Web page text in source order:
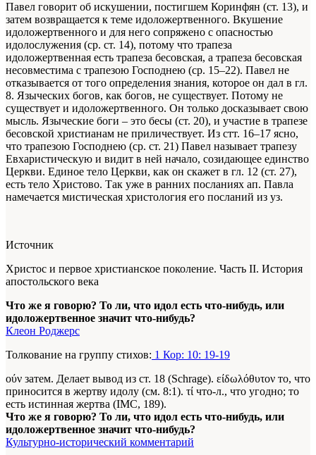
Павел говорит об искушении, постигшем Коринфян (ст. 13), и
затем возвращается к теме идоложертвенного. Вкушение
идоложертвенного и для него сопряжено с опасностью
идолослужения (ср. ст. 14), потому что трапеза
идоложертвенная есть трапеза бесовская, а трапеза бесовская
несовместима с трапезою Господнею (ср. 15–22). Павел не
отказывается от того определения знания, которое он дал в гл.
8. Языческих богов, как богов, не существует. Потому не
существует и идоложертвенного. Он только досказывает свою
мысль. Языческие боги – это бесы (ст. 20), и участие в трапезе
бесовской христианам не приличествует. Из стт. 16–17 ясно,
что трапезою Господнею (ср. ст. 21) Павел называет трапезу
Евхаристическую и видит в ней начало, созидающее единство
Церкви. Единое тело Церкви, как он скажет в гл. 12 (ст. 27),
есть тело Христово. Так уже в ранних посланиях ап. Павла
намечается мистическая христология его посланий из уз.
Источник
Христос и первое христианское поколение. Часть II. История
апостольского века
Что же я говорю? То ли, что идол есть что-нибудь, или
идоложертвенное значит что-нибудь?
Клеон Роджерс
Толкование на группу стихов: 1 Кор: 10: 19-19
ούν затем. Делает вывод из ст. 18 (Schrage). είδωλόθυτον то, что
приносится в жертву идолу (см. 8:1). τί что-л., что угодно; то
есть истинная жертва (IMC, 189).
Что же я говорю? То ли, что идол есть что-нибудь, или
идоложертвенное значит что-нибудь?
Культурно-исторический комментарий